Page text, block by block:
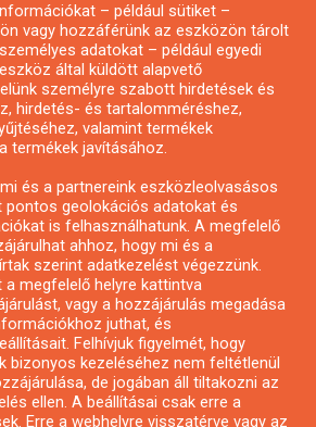
vagy hírlevél
– például sütiket –
vagy hozzáférünk az eszközön tárolt
adatokat – például egyedi
által küldött alapvető
személyre szabott hirdetések és
hirdetés- és tartalomméréshez,
valamint termékek
termékek javításához.
és a partnereink eszközleolvasásos
geolokációs adatokat és
is felhasználhatunk. A megfelelő
ahhoz, hogy mi és a
szerint adatkezelést végezzünk.
a megfelelő helyre kattintva
vagy a hozzájárulás megadása
juthat, és
Felhívjuk figyelmét, hogy
bizonyos kezeléséhez nem feltétlenül
de jogában áll tiltakozni az
ellen. A beállításai csak erre a
Erre a webhelyre visszatérve vagy az